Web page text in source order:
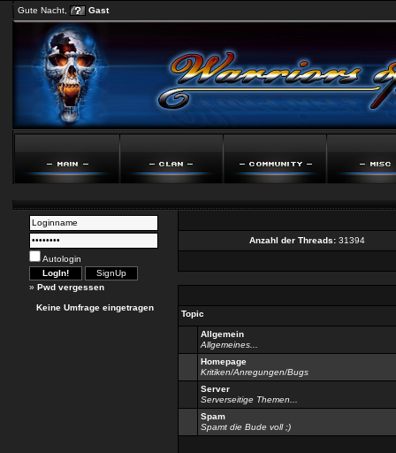
Gute Nacht, Gast
Autologin
» Pwd vergessen
Keine Umfrage eingetragen
Anzahl der Threads: 31394
Topic
Allgemein
Allgemeines...
Homepage
Kritiken/Anregungen/Bugs
Server
Serverseitige Themen...
Spam
Spamt die Bude voll ;)